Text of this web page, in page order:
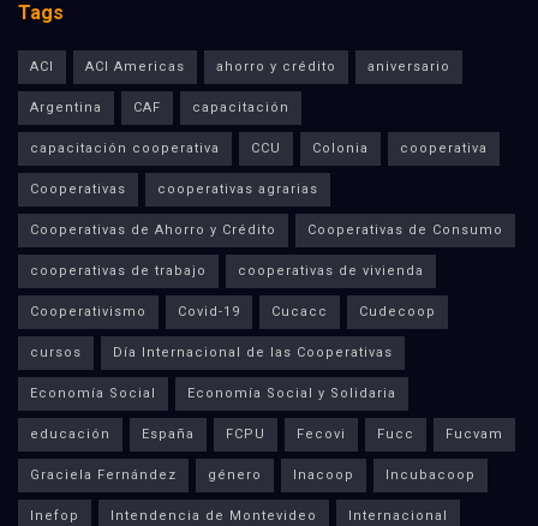
Tags
ACI ACI Americas ahorro y crédito aniversario
Argentina CAF capacitación
capacitación cooperativa CCU Colonia cooperativa
Cooperativas cooperativas agrarias
Cooperativas de Ahorro y Crédito Cooperativas de Consumo
cooperativas de trabajo cooperativas de vivienda
Cooperativismo Covid-19 Cucacc Cudecoop
cursos Día Internacional de las Cooperativas
Economía Social Economía Social y Solidaria
educación España FCPU Fecovi Fucc Fucvam
Graciela Fernández género Inacoop Incubacoop
Inefop Intendencia de Montevideo Internacional